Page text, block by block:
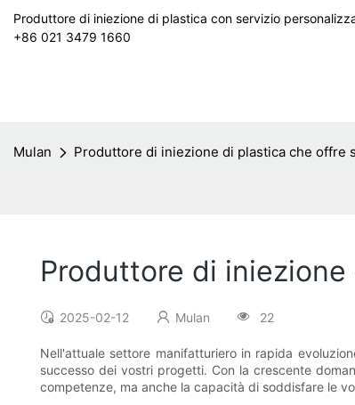
Produttore di iniezione di plastica con servizio
+86 021 3479 1660
Mulan Produttore di iniezione di plastica che offre
Produttore di
2025-02-12 Mulan 22
Nell'attuale settore manifatturiero in rapida
successo dei vostri progetti. Con la crescente
competenze, ma anche la capacità di soddisfare le